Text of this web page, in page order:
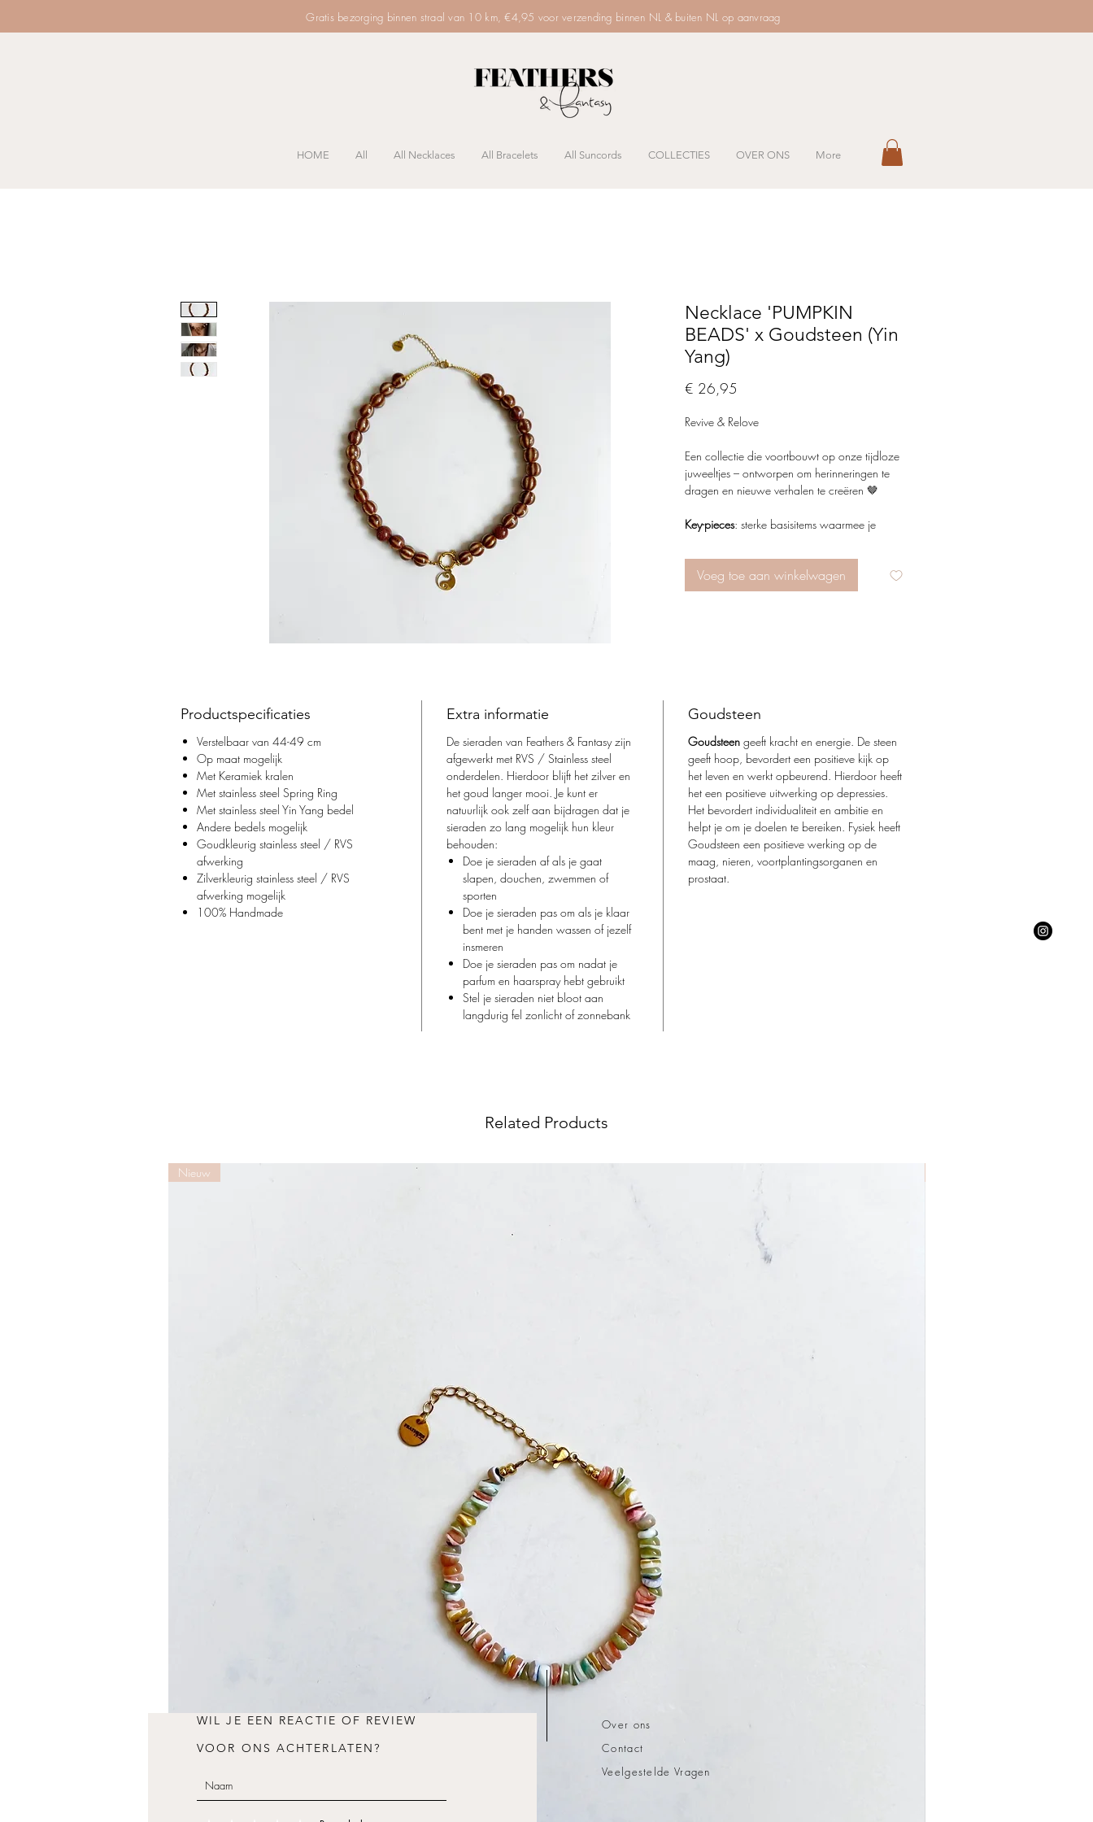
Gratis bezorging binnen straal van 10 km, €4,95 voor verzending binnen NL & buiten NL op aanvraag
HOME All All Necklaces All Bracelets All Suncords COLLECTIES OVER ONS More
Necklace 'PUMPKIN
BEADS' x Goudsteen (Yin
Yang)
€ 26,95
Revive & Relove
Een collectie die voortbouwt op onze tijdloze
juweeltjes – ontworpen om herinneringen te
dragen en nieuwe verhalen te creëren 🤎
Key-pieces: sterke basisitems waarmee je
Eye-catchers: unieke designs met edelstenen,
zoetwaterparels en bijzondere kralen
Voeg toe aan winkelwagen
Productspecificaties
Verstelbaar van 44-49 cm
Op maat mogelijk
Met Keramiek kralen
Met stainless steel Spring Ring
Met stainless steel Yin Yang bedel
Andere bedels mogelijk
Goudkleurig stainless steel / RVS
afwerking
Zilverkleurig stainless steel / RVS
afwerking mogelijk
100% Handmade
Extra informatie
De sieraden van Feathers & Fantasy zijn
afgewerkt met RVS / Stainless steel
onderdelen. Hierdoor blijft het zilver en
het goud langer mooi. Je kunt er
natuurlijk ook zelf aan bijdragen dat je
sieraden zo lang mogelijk hun kleur
behouden:
Doe je sieraden af als je gaat
slapen, douchen, zwemmen of
sporten
Doe je sieraden pas om als je klaar
bent met je handen wassen of jezelf
insmeren
Doe je sieraden pas om nadat je
parfum en haarspray hebt gebruikt
Stel je sieraden niet bloot aan
langdurig fel zonlicht of zonnebank
Goudsteen
Goudsteen geeft kracht en energie. De steen
geeft hoop, bevordert een positieve kijk op
het leven en werkt opbeurend. Hierdoor heeft
het een positieve uitwerking op depressies.
Het bevordert individualiteit en ambitie en
helpt je om je doelen te bereiken. Fysiek heeft
Goudsteen een positieve werking op de
maag, nieren, voortplantingsorganen en
prostaat.
Related Products
Nieuw
WIL JE EEN REACTIE OF REVIEW
VOOR ONS ACHTERLATEN?
Over ons
Contact
Veelgestelde Vragen